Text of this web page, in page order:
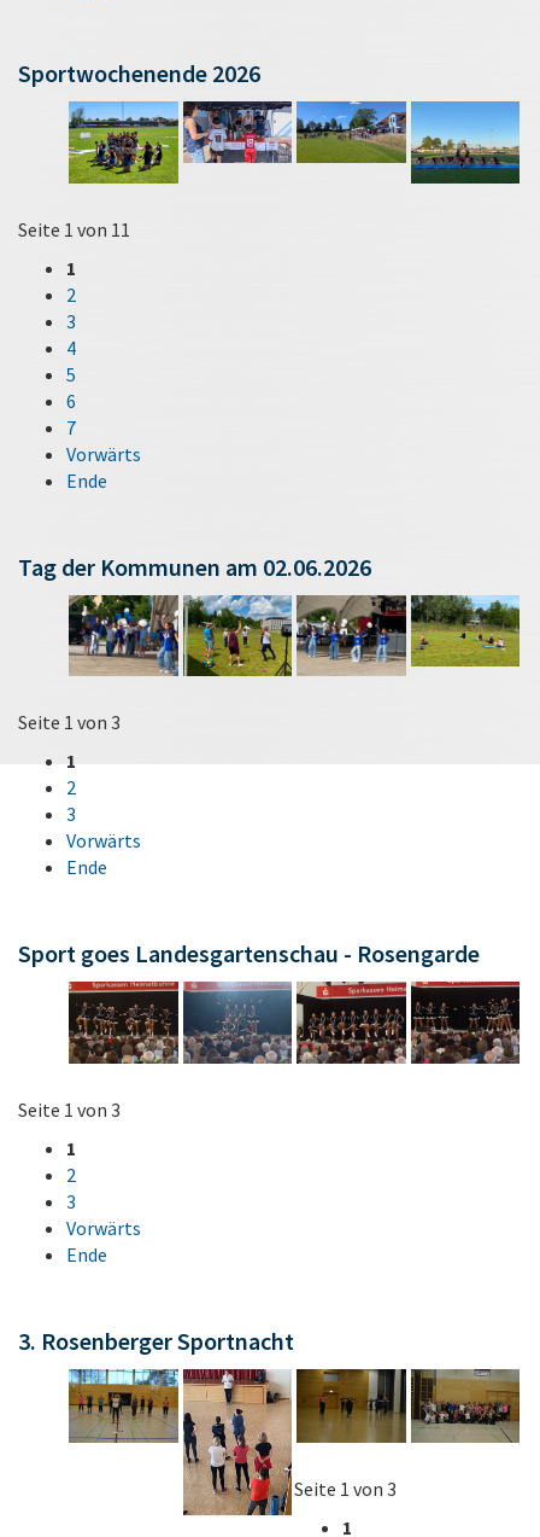
Sportwochenende 2026
Seite 1 von 11
1
2
3
4
5
6
7
Vorwärts
Ende
Tag der Kommunen am 02.06.2026
Seite 1 von 3
1
2
3
Vorwärts
Ende
Sport goes Landesgartenschau - Rosengarde
Seite 1 von 3
1
2
3
Vorwärts
Ende
3. Rosenberger Sportnacht
Seite 1 von 3
1